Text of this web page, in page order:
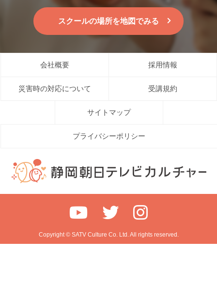
スクールの場所を地図でみる
会社概要 採用情報
災害時の対応について 受講規約
サイトマップ
プライバシーポリシー
Copyright © SATV Culture Co. Ltd. All rights reserved.